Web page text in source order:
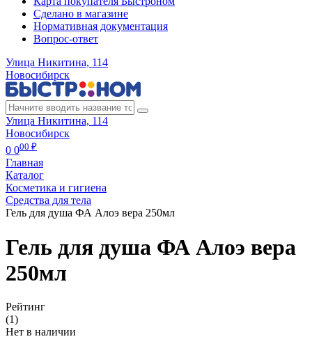
Сделано в магазине
Нормативная документация
Вопрос-ответ
Улица Никитина, 114
Новосибирск
Улица Никитина, 114
Новосибирск
0 000 ₽
Главная
Каталог
Косметика и гигиена
Средства для тела
Гель для душа ФА Алоэ вера 250мл
Гель для душа ФА Алоэ вера
250мл
Рейтинг
(1)
Нет в наличии